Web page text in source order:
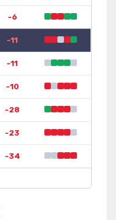
-6
-11
-11
-10
-28
-23
-34